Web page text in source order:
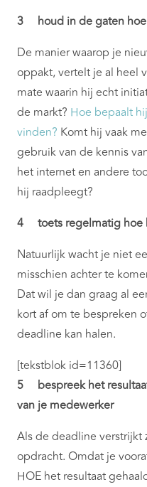
3 houd in de gaten hoe
De manier waarop je
oppakt, vertelt je al heel
mate waarin hij echt
de markt? Hoe bepaalt
vinden? Komt hij vaak
gebruik van de kennis
het internet en andere
hij raadpleegt?
4 toets regelmatig hoe
Natuurlijk wacht je niet
misschien achter te
Dat wil je dan graag al
kort af om te bespreken
deadline kan halen.
[tekstblok id=11360]
5 bespreek het
van je medewerker
Als de deadline verstrijkt
opdracht. Omdat je
HOE het resultaat